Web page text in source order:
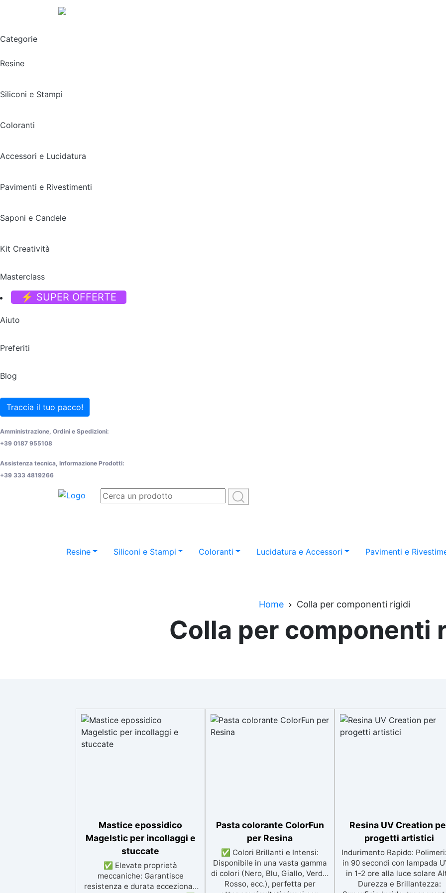
Categorie
Resine
Siliconi e Stampi
Coloranti
Accessori e Lucidatura
Pavimenti e Rivestimenti
Saponi e Candele
Kit Creatività
Masterclass
⚡ SUPER OFFERTE
Aiuto
Preferiti
Blog
Traccia il tuo pacco!
Amministrazione, Ordini e Spedizioni:
+39 0187 955108
Assistenza tecnica, Informazione Prodotti:
+39 333 4819266
Resine Siliconi e Stampi Coloranti Lucidatura e Accessori Pavimenti e
Home Colla per componenti rigidi
Colla per componenti
Mastice epossidico
Magelstic per incollaggi e
stuccate
✅ Elevate proprietà
meccaniche: Garantisce
resistenza e durata eccezionali
Pasta colorante ColorFun
per Resina
✅ Colori Brillanti e Intensi:
Disponibile in una vasta gamma
di colori (Nero, Blu, Giallo, Verde,
Rosso, ecc.), perfetta per
Resina UV Creation
progetti artistici
Indurimento Rapido:
in 90 secondi con lampada
in 1-2 ore alla luce solare
Durezza e Brillantezza: